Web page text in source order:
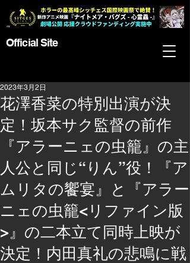
Official Site
花澤香菜の特別出演が決
定！坂本サク監督の前作
『アラーニェの虫籠』の主
人公と同じ“りん”役！『ア
ムリタの饗宴』と『アラー
ニェの虫籠<リファイン版
>』の二本立て同時上映が
決定！内田真礼の悲鳴に戦
2023年3月2日